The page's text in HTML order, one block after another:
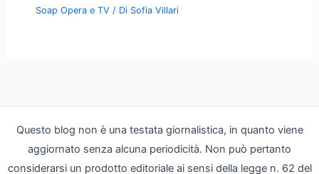
Soap Opera e TV / Di Sofia Villari
Questo blog non è una testata giornalistica, in quanto viene
aggiornato senza alcuna periodicità. Non può pertanto
considerarsi un prodotto editoriale ai sensi della legge n. 62 del